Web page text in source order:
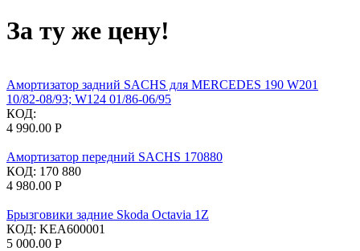
За ту же цену!
Амортизатор задний SACHS для MERCEDES 190 W201
10/82-08/93; W124 01/86-06/95
КОД:
4 990.00 Р
Амортизатор передний SACHS 170880
КОД: 170 880
4 980.00 Р
Брызговики задние Skoda Octavia 1Z
КОД: KEA600001
5 000.00 Р